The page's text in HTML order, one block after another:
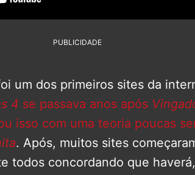
PUBLICIDADE
um dos primeiros sites da
4 se passava anos após
isso com uma teoria poucas
. Após, muitos sites
todos concordando que